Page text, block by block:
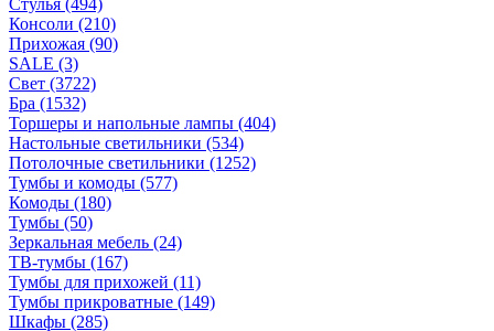
Стулья (494)
Консоли (210)
Прихожая (90)
SALE (3)
Свет (3722)
Бра (1532)
Торшеры и напольные лампы (404)
Настольные светильники (534)
Потолочные светильники (1252)
Тумбы и комоды (577)
Комоды (180)
Тумбы (50)
Зеркальная мебель (24)
ТВ-тумбы (167)
Тумбы для прихожей (11)
Тумбы прикроватные (149)
Шкафы (285)